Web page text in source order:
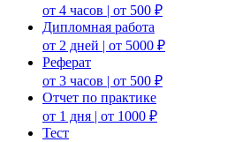
от 4 часов | от 500 ₽
Дипломная работа
от 2 дней | от 5000 ₽
Реферат
от 3 часов | от 500 ₽
Отчет по практике
от 1 дня | от 1000 ₽
Тест